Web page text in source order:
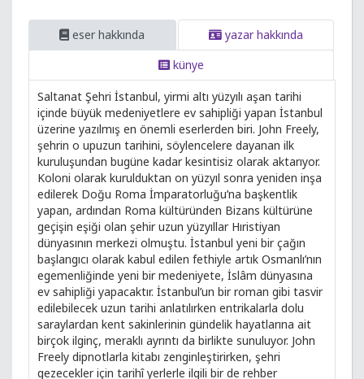
eser hakkında
yazar hakkında
künye
Saltanat Şehri İstanbul, yirmi altı yüzyılı aşan tarihi
içinde büyük medeniyetlere ev sahipliği yapan İstanbul
üzerine yazılmış en önemli eserlerden biri. John Freely,
şehrin o upuzun tarihini, söylencelere dayanan ilk
kuruluşundan bugüne kadar kesintisiz olarak aktarıyor.
Koloni olarak kurulduktan on yüzyıl sonra yeniden inşa
edilerek Doğu Roma İmparatorluğu’na başkentlik
yapan, ardından Roma kültüründen Bizans kültürüne
geçişin eşiği olan şehir uzun yüzyıllar Hıristiyan
dünyasının merkezi olmuştu. İstanbul yeni bir çağın
başlangıcı olarak kabul edilen fethiyle artık Osmanlı’nın
egemenliğinde yeni bir medeniyete, İslâm dünyasına
ev sahipliği yapacaktır. İstanbul’un bir roman gibi tasvir
edilebilecek uzun tarihi anlatılırken entrikalarla dolu
saraylardan kent sakinlerinin gündelik hayatlarına ait
birçok ilginç, meraklı ayrıntı da birlikte sunuluyor. John
Freely dipnotlarla kitabı zenginleştirirken, şehri
gezecekler için tarihî yerlerle ilgili bir de rehber